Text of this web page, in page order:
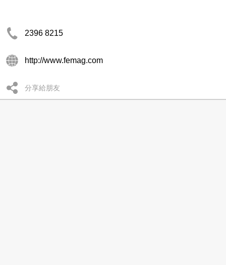
2396 8215
http://www.femag.com
分享給朋友